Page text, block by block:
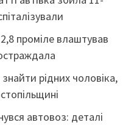
проміле влаштував
рідних чоловіка,
автовоз: деталі